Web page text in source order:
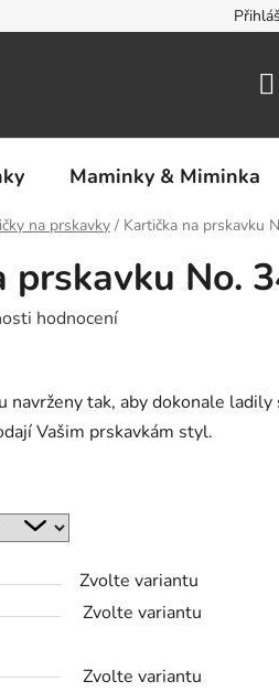
Ochrana osobních údajů
Maminky & Miminka
na prskavky / Kartička na prskavku
prskavku No.
hodnocení
navrženy tak, aby dokonale
Vašim prskavkám styl.
Zvolte variantu
Zvolte variantu
Zvolte variantu